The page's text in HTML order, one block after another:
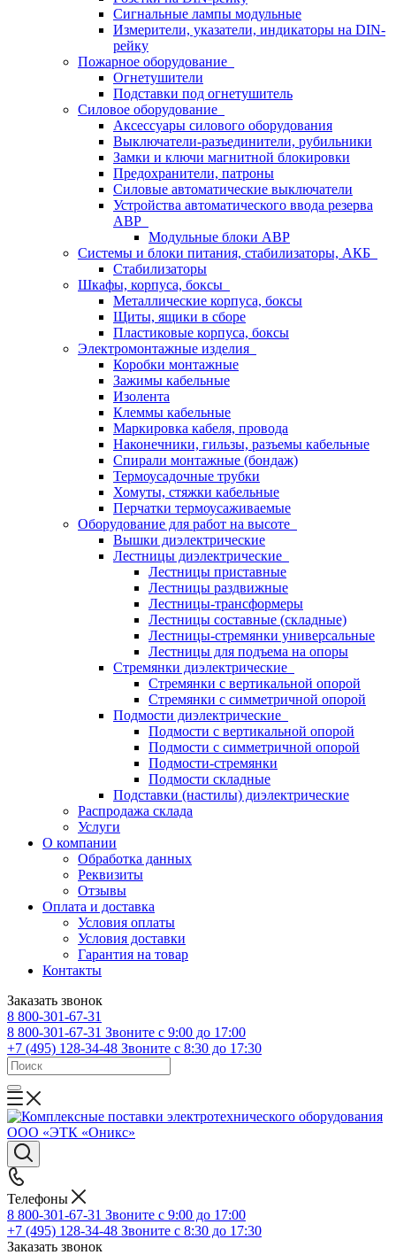
Сигнальные лампы модульные
Измерители, указатели, индикаторы на DIN-
рейку
Пожарное оборудование
Огнетушители
Подставки под огнетушитель
Силовое оборудование
Аксессуары силового оборудования
Выключатели-разъединители, рубильники
Замки и ключи магнитной блокировки
Предохранители, патроны
Силовые автоматические выключатели
Устройства автоматического ввода резерва
АВР
Модульные блоки АВР
Системы и блоки питания, стабилизаторы, АКБ
Стабилизаторы
Шкафы, корпуса, боксы
Металлические корпуса, боксы
Щиты, ящики в сборе
Пластиковые корпуса, боксы
Электромонтажные изделия
Коробки монтажные
Зажимы кабельные
Изолента
Клеммы кабельные
Маркировка кабеля, провода
Наконечники, гильзы, разъемы кабельные
Спирали монтажные (бондаж)
Термоусадочные трубки
Хомуты, стяжки кабельные
Перчатки термоусаживаемые
Оборудование для работ на высоте
Вышки диэлектрические
Лестницы диэлектрические
Лестницы приставные
Лестницы раздвижные
Лестницы-трансформеры
Лестницы составные (складные)
Лестницы-стремянки универсальные
Лестницы для подъема на опоры
Стремянки диэлектрические
Стремянки с вертикальной опорой
Стремянки с симметричной опорой
Подмости диэлектрические
Подмости с вертикальной опорой
Подмости с симметричной опорой
Подмости-стремянки
Подмости складные
Подставки (настилы) диэлектрические
Распродажа склада
Услуги
О компании
Обработка данных
Реквизиты
Отзывы
Оплата и доставка
Условия оплаты
Условия доставки
Гарантия на товар
Контакты
Заказать звонок
8 800-301-67-31
8 800-301-67-31 Звоните с 9:00 до 17:00
+7 (495) 128-34-48 Звоните с 8:30 до 17:30
Телефоны
8 800-301-67-31 Звоните с 9:00 до 17:00
+7 (495) 128-34-48 Звоните с 8:30 до 17:30
Заказать звонок